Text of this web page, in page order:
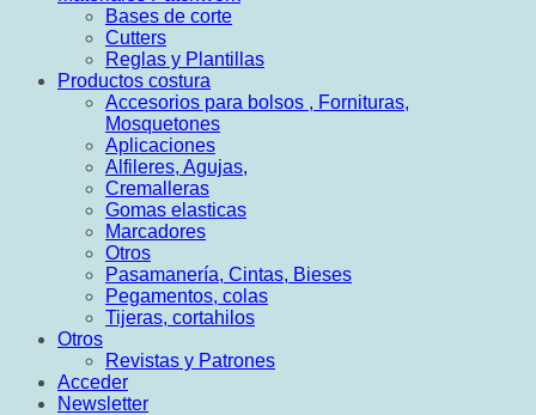
Bases de corte
Cutters
Reglas y Plantillas
Productos costura
Accesorios para bolsos , Fornituras,
Mosquetones
Aplicaciones
Alfileres, Agujas,
Cremalleras
Gomas elasticas
Marcadores
Otros
Pasamanería, Cintas, Bieses
Pegamentos, colas
Tijeras, cortahilos
Otros
Revistas y Patrones
Acceder
Newsletter